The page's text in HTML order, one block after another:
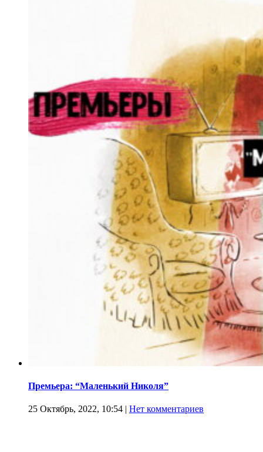
Премьера: “Маленький Николя”
25 Октябрь, 2022, 10:54 | Нет комментариев